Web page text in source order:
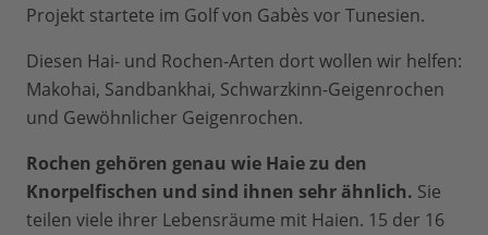
Projekt startete im Golf von Gabès vor Tunesien.
Diesen Hai- und Rochen-Arten dort wollen wir helfen:
Makohai, Sandbankhai, Schwarzkinn-Geigenrochen
und Gewöhnlicher Geigenrochen.
Rochen gehören genau wie Haie zu den
Knorpelfischen und sind ihnen sehr ähnlich. Sie
teilen viele ihrer Lebensräume mit Haien. 15 der 16